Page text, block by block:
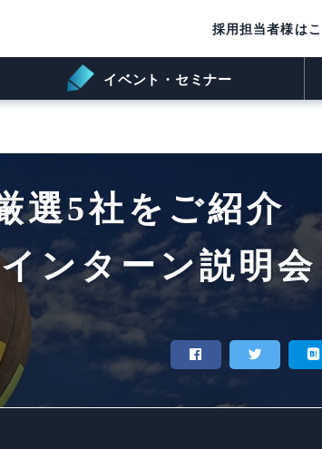
イベント・セミナー
採用担当者様は
選5社をご紹介
ンターン説明会